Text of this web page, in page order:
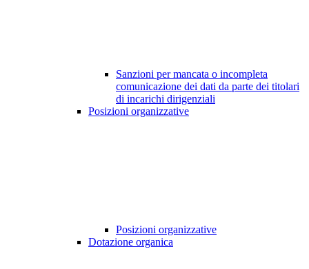
Sanzioni per mancata o incompleta
comunicazione dei dati da parte dei titolari
di incarichi dirigenziali
Posizioni organizzative
Posizioni organizzative
Dotazione organica